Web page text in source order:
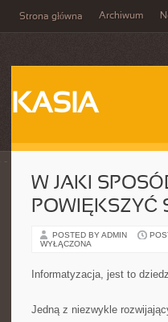
Strona główna Archiwum
KASIA
W JAKI
POWIĘKSZYĆ
POSTED BY ADMIN
WYŁĄCZONA
Informatyzacja, jest to
Jedną z niezwykle